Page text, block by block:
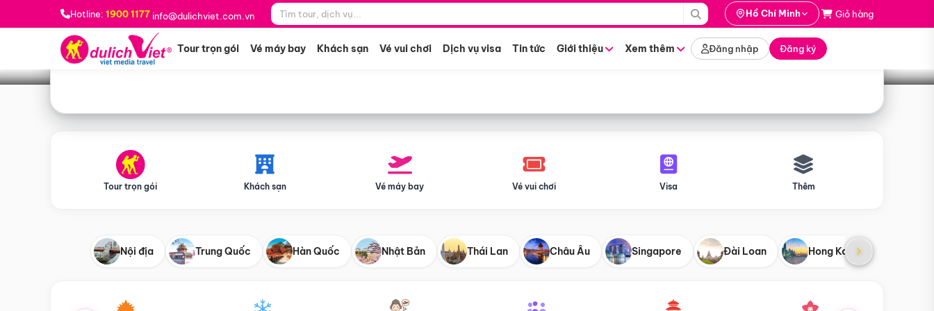
Hotline: 1900 1177 info@dulichviet.com.vn Hồ Chí Minh Giỏ hàng
Tour trọn gói Vé máy bay Khách sạn Vé vui chơi Dịch vụ visa Tin tức Giới thiệu Xem thêm Đăng nhập Đăng ký
Bạn muốn đi đâu? *
Tìm tour
Tour trọn gói Khách sạn Vé máy bay Vé vui chơi Visa Thêm
Nội địa Trung Quốc Hàn Quốc Nhật Bản Thái Lan Châu Âu Singapore Đài Loan Hong Kong